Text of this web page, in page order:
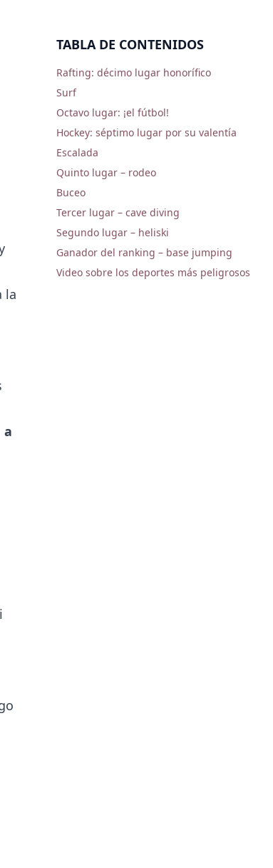
la
a
TABLA DE CONTENIDOS
Rafting: décimo lugar honorífico
Surf
Octavo lugar: ¡el fútbol!
Hockey: séptimo lugar por su valentía
Escalada
Quinto lugar – rodeo
Buceo
Tercer lugar – cave diving
Segundo lugar – heliski
Ganador del ranking – base jumping
Video sobre los deportes más peligrosos